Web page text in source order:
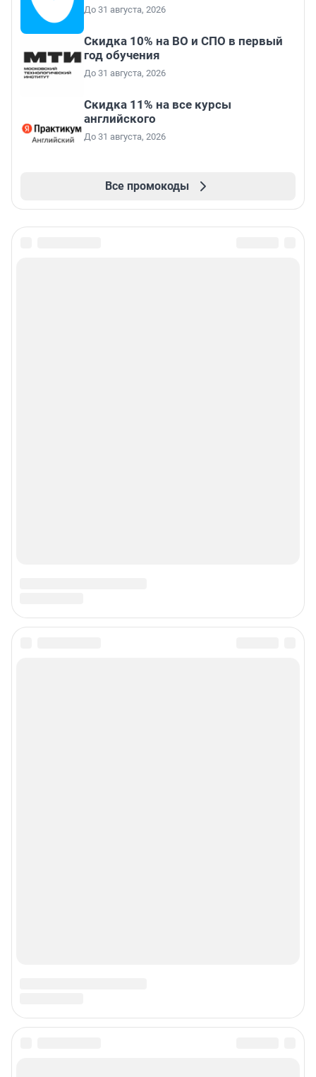
До 31 августа, 2026
Скидка 10% на ВО и СПО в первый
год обучения
До 31 августа, 2026
Скидка 11% на все курсы
английского
До 31 августа, 2026
Все промокоды